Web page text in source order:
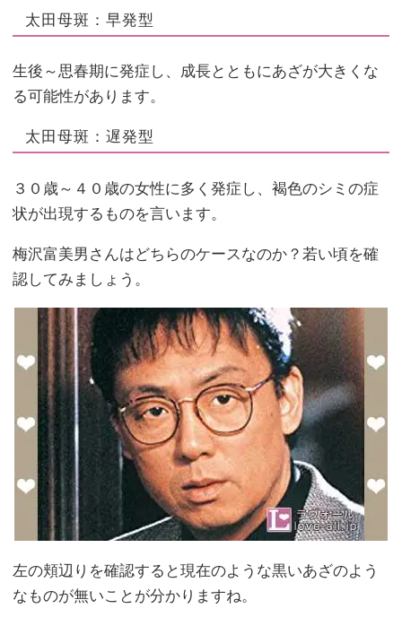
太田母斑：早発型
生後～思春期に発症し、成長とともにあざが大きくな
る可能性があります。
太田母斑：遅発型
３０歳～４０歳の女性に多く発症し、褐色のシミの症
状が出現するものを言います。
梅沢富美男さんはどちらのケースなのか？若い頃を確
認してみましょう。
左の頬辺りを確認すると現在のような黒いあざのよう
なものが無いことが分かりますね。